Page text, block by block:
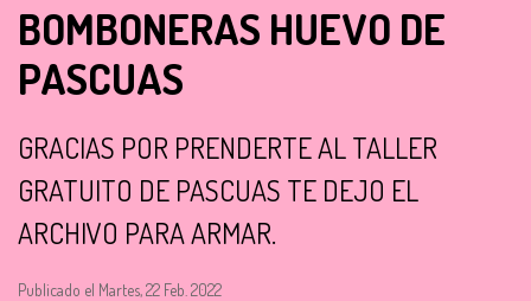
BOMBONERAS HUEVO DE
PASCUAS
GRACIAS POR PRENDERTE AL TALLER
GRATUITO DE PASCUAS TE DEJO EL
ARCHIVO PARA ARMAR.
Publicado el Martes, 22 Feb. 2022